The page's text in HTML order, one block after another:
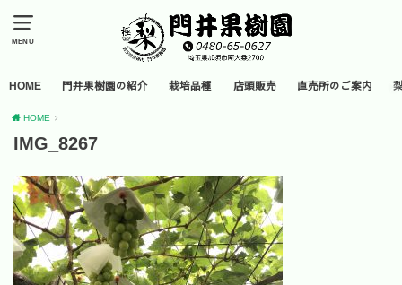
MENU
HOME 門井果樹園の紹介 栽培品種 店頭販売 直売所のご案内
HOME
IMG_8267